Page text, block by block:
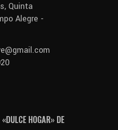
Quinta
Alegre -
HOGAR» DE